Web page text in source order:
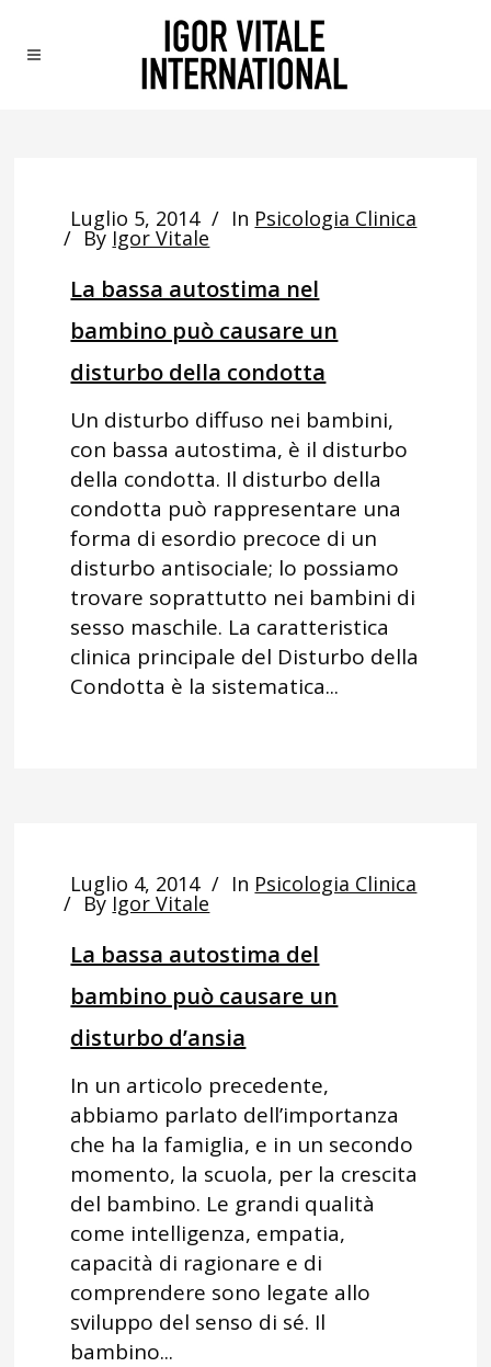
Luglio 5, 2014 In Psicologia Clinica
By Igor Vitale
La bassa autostima nel
bambino può causare un
disturbo della condotta
Un disturbo diffuso nei bambini,
con bassa autostima, è il disturbo
della condotta. Il disturbo della
condotta può rappresentare una
forma di esordio precoce di un
disturbo antisociale; lo possiamo
trovare soprattutto nei bambini di
sesso maschile. La caratteristica
clinica principale del Disturbo della
Condotta è la sistematica...
Luglio 4, 2014 In Psicologia Clinica
By Igor Vitale
La bassa autostima del
bambino può causare un
disturbo d’ansia
In un articolo precedente,
abbiamo parlato dell’importanza
che ha la famiglia, e in un secondo
momento, la scuola, per la crescita
del bambino. Le grandi qualità
come intelligenza, empatia,
capacità di ragionare e di
comprendere sono legate allo
sviluppo del senso di sé. Il
bambino...